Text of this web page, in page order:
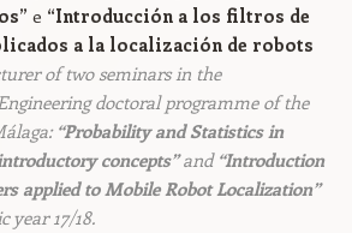
e “Introducción a los filtros de
a la localización de robots
of two seminars in the
doctoral programme of the
“Probability and Statistics in
concepts”and “Introduction
applied to Mobile Robot Localization”
year 17/18.